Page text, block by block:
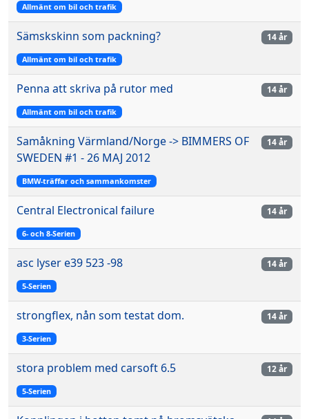
Allmänt om bil och trafik
Sämskskinn som packning?
Allmänt om bil och trafik
14 år
Penna att skriva på rutor med
Allmänt om bil och trafik
14 år
Samåkning Värmland/Norge -> BIMMERS OF
SWEDEN #1 - 26 MAJ 2012
BMW-träffar och sammankomster
14 år
Central Electronical failure
6- och 8-Serien
14 år
asc lyser e39 523 -98
5-Serien
14 år
strongflex, nån som testat dom.
3-Serien
14 år
stora problem med carsoft 6.5
5-Serien
12 år